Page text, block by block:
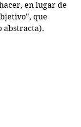
en lugar de
que
abstracta).